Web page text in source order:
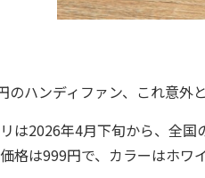
のハンディファン、これ意外
は2026年4月下旬から、全国
格は999円で、カラーはホワ